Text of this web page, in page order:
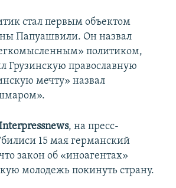
стал первым объектом
Папуашвили. Он назвал
политиком,
Грузинскую православную
мечту» назвал
, на пресс-
15 мая германский
закон об «иноагентах»
молодежь покинуть страну.